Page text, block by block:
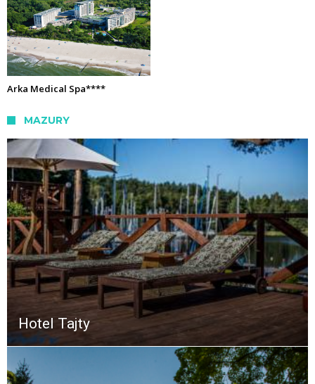
Arka Medical Spa****
MAZURY
Hotel Tajty